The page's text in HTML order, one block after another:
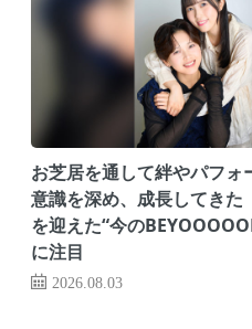
お芝居を通して絆やパフォ
意識を深め、成長してき
を迎えた“今の
に注目
2026.08.03